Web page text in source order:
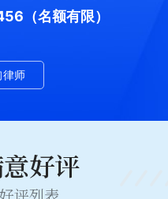
（名额有限）
律师
好评
评列表